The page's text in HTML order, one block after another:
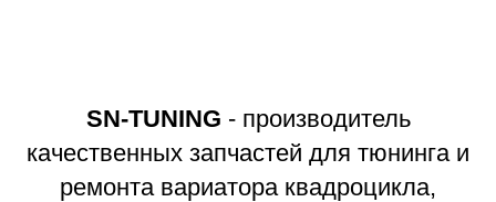
SN-TUNING - производитель
качественных запчастей для тюнинга и
ремонта вариатора квадроцикла,